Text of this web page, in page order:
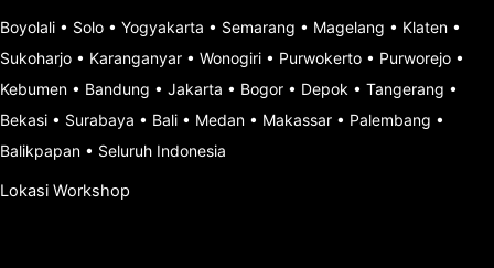
Boyolali • Solo • Yogyakarta • Semarang • Magelang • Klaten •
Sukoharjo • Karanganyar • Wonogiri • Purwokerto • Purworejo •
Kebumen • Bandung • Jakarta • Bogor • Depok • Tangerang •
Bekasi • Surabaya • Bali • Medan • Makassar • Palembang •
Balikpapan • Seluruh Indonesia
Lokasi Workshop